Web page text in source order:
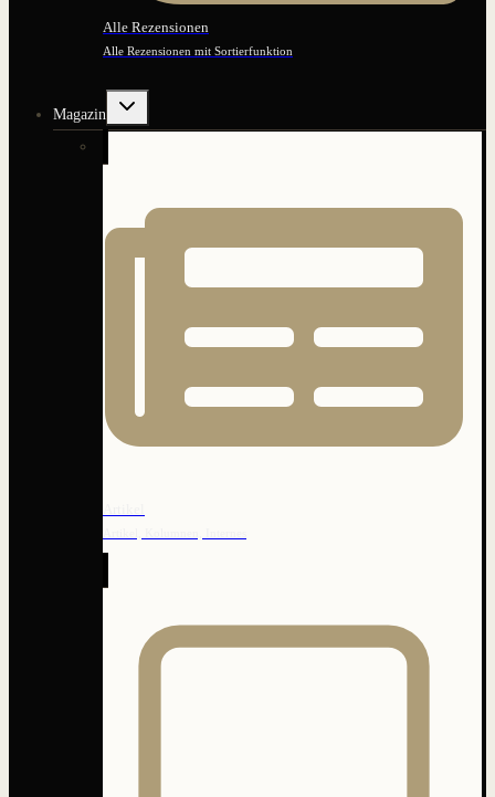
Alle Rezensionen
Alle Rezensionen mit Sortierfunktion
Magazin
Untermenü
umschalten